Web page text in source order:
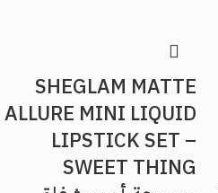
SHEGLAM MATTE
ALLURE MINI LIQUID
LIPSTICK SET –
SWEET THING